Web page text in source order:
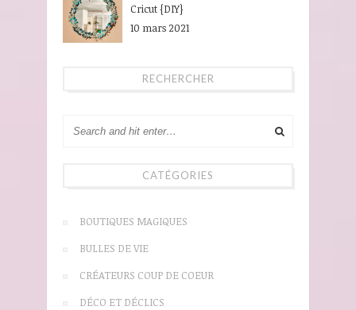
Cricut {DIY}
10 mars 2021
RECHERCHER
CATÉGORIES
BOUTIQUES MAGIQUES
BULLES DE VIE
CRÉATEURS COUP DE COEUR
DÉCO ET DÉCLICS